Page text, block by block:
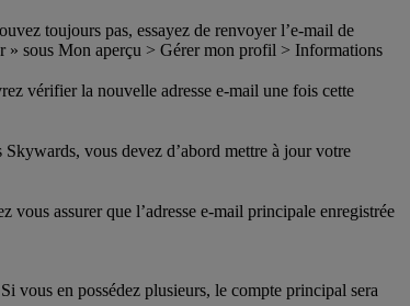
toujours pas, essayez de renvoyer l’e-mail de
» sous Mon aperçu > Gérer mon profil > Informations
vérifier la nouvelle adresse e-mail une fois cette
Skywards, vous devez d’abord mettre à jour votre
vous assurer que l’adresse e-mail principale enregistrée
vous en possédez plusieurs, le compte principal sera